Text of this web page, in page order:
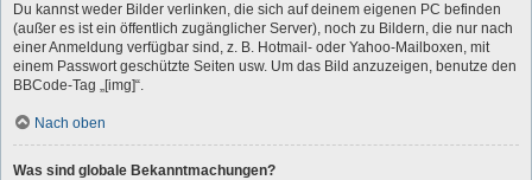
Du kannst weder Bilder verlinken, die sich auf deinem eigenen PC befinden
(außer es ist ein öffentlich zugänglicher Server), noch zu Bildern, die nur nach
einer Anmeldung verfügbar sind, z. B. Hotmail- oder Yahoo-Mailboxen, mit
einem Passwort geschützte Seiten usw. Um das Bild anzuzeigen, benutze den
BBCode-Tag „[img]“.
Nach oben
Was sind globale Bekanntmachungen?